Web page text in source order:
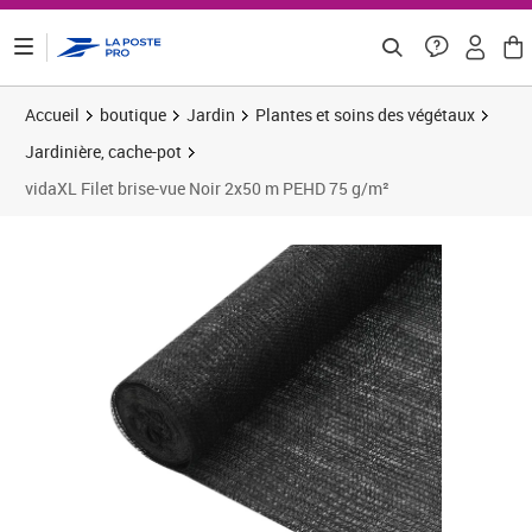
Accueil boutique Jardin
Plantes et soins des végétaux
Jardinière, cache-pot
vidaXL Filet brise-vue Noir 2x50 m PEHD 75 g/m²